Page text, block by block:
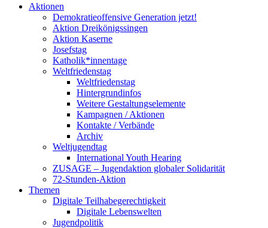
Aktionen
Demokratieoffensive Generation jetzt!
Aktion Dreikönigssingen
Aktion Kaserne
Josefstag
Katholik*innentage
Weltfriedenstag
Weltfriedenstag
Hintergrundinfos
Weitere Gestaltungselemente
Kampagnen / Aktionen
Kontakte / Verbände
Archiv
Weltjugendtag
International Youth Hearing
ZUSAGE – Jugendaktion globaler Solidarität
72-Stunden-Aktion
Themen
Digitale Teilhabegerechtigkeit
Digitale Lebenswelten
Jugendpolitik